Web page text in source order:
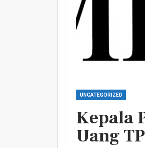
UNCATEGORIZED
Kepala
Uang